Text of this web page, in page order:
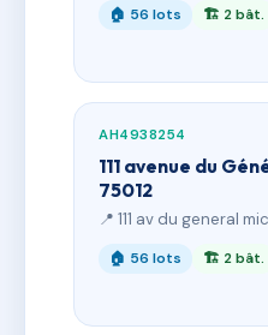
🏠 56 lots 🏗 2 bât.
AH4938254
111 avenue du
75012
📍 111 av du general
🏠 56 lots 🏗 2 bât.